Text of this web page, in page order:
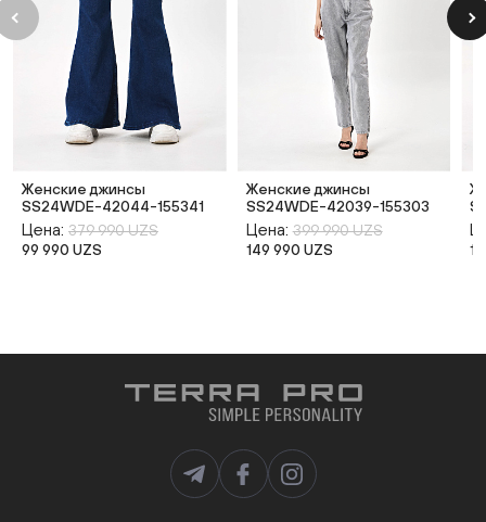
Женские джинсы
SS24WDE-42044-155341
Цена: 379 990 UZS
99 990 UZS
Женские джинсы
SS24WDE-42039-155303
Цена: 399 990 UZS
149 990 UZS